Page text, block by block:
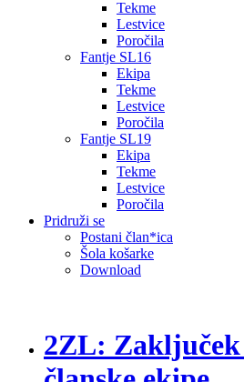
Tekme
Lestvice
Poročila
Fantje SL16
Ekipa
Tekme
Lestvice
Poročila
Fantje SL19
Ekipa
Tekme
Lestvice
Poročila
Pridruži se
Postani član*ica
Šola košarke
Download
2ZL: Zaključek